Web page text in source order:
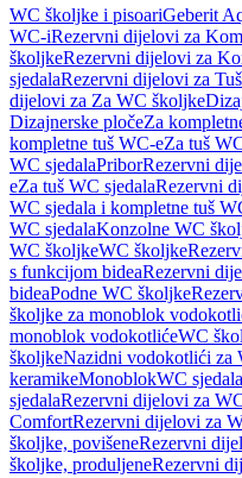
WC školjke i pisoariGeberit
WC-iRezervni dijelovi za
školjkeRezervni dijelovi za
sjedalaRezervni dijelovi za
dijelovi za Za WC školjke
Dizajnerske pločeZa
kompletne tuš WC-eZa tuš
WC sjedalaPriborRezervni
eZa tuš WC sjedalaRezervni
WC sjedala i kompletne tuš
WC sjedalaKonzolne WC
WC školjkeWC školjke
s funkcijom bideaRezervni
bideaPodne WC školjke
školjke za monoblok
monoblok vodokotlićeWC
školjkeNazidni vodokotlići za
keramikeMonoblokWC sjedala
sjedalaRezervni dijelovi za
ComfortRezervni dijelovi za
školjke, povišeneRezervni
školjke, produljeneRezervni